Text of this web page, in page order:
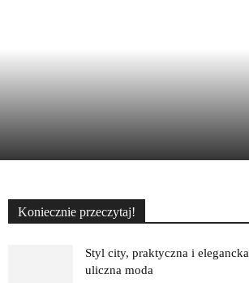
Koniecznie przeczytaj!
Styl city, praktyczna i elegancka
uliczna moda